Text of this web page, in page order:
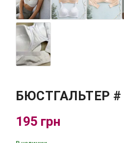
БЮСТГАЛЬТЕР #
195 грн